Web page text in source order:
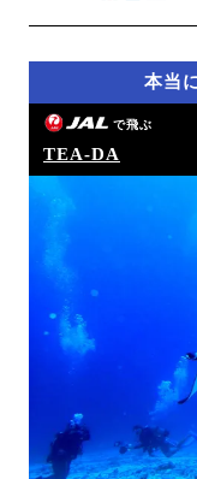
本当
で飛ぶ
TEA-DA